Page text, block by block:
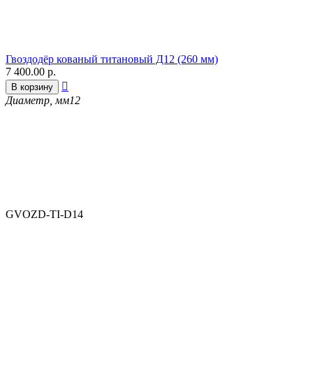
Гвоздодёр кованый титановый Д12 (260 мм)
7 400.00 р.
В корзину

Диаметр, мм12
GVOZD-TI-D14